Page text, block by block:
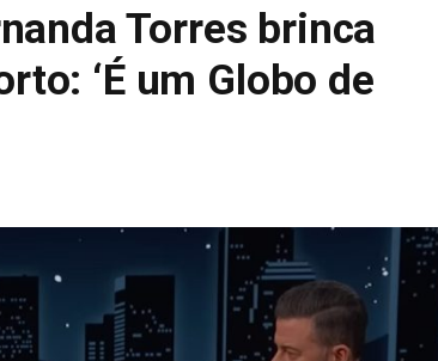
Torres brinca
‘É um Globo de